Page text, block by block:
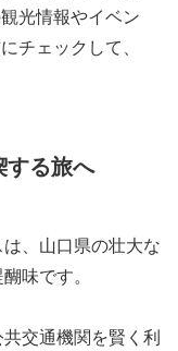
光情報やイベン
チェックして、
する旅へ
、山口県の壮大な
味です。
交通機関を賢く利